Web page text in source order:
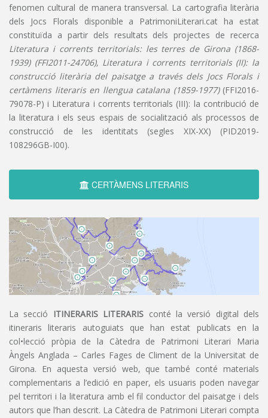
fenomen cultural de manera transversal. La cartografia literària
dels Jocs Florals disponible a PatrimoniLiterari.cat ha estat
constituïda a partir dels resultats dels projectes de recerca
Literatura i corrents territorials: les terres de Girona (1868-
1939) (FFI2011-24706), Literatura i corrents territorials (II): la
construcció literària del paisatge a través dels Jocs Florals i
certàmens literaris en llengua catalana (1859-1977)(FFI2016-
79078-P) i Literatura i corrents territorials (III): la contribució de
la literatura i els seus espais de socialització als processos de
construcció de les identitats (segles XIX-XX) (PID2019-
108296GB-I00).
CERTÀMENS LITERARIS
La secció ITINERARIS LITERARIS conté la versió digital dels
itineraris literaris autoguiats que han estat publicats en la
col•lecció pròpia de la Càtedra de Patrimoni Literari Maria
Àngels Anglada – Carles Fages de Climent de la Universitat de
Girona. En aquesta versió web, que també conté materials
complementaris a l’edició en paper, els usuaris poden navegar
pel territori i la literatura amb el fil conductor del paisatge i dels
autors que l’han descrit. La Càtedra de Patrimoni Literari compta